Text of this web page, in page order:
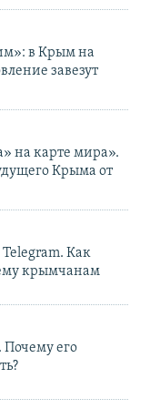
в Крым на
завезут
на карте мира».
Крыма от
Как
крымчанам
его